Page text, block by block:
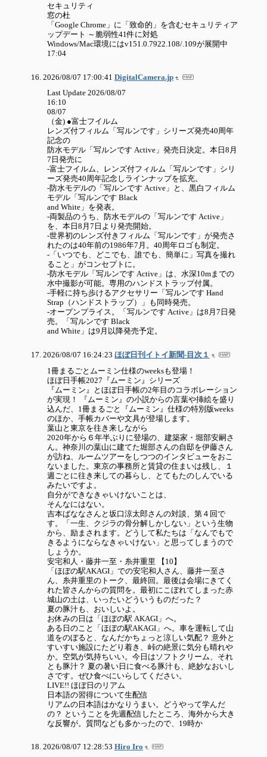
セキュリティ
窓の杜
「Google Chrome」に「致命的」を含むセキュリティア
ップデート ～脆弱性41件に対処
Windows/Mac環境にはv151.0.7922.108/.109が展開中
17:04
2026/08/07 17:00:41 DigitalCamera.jp
Last Update 2026/08/07
16:10
08/07
（金) ●富士フイルム
レンズ付フィルム「写ルンです」シリーズ発売40周年
記念の
防水モデル「写ルンです Active」発売日決定。本日8月
7日発売に
-富士フイルム、レンズ付フィルム「写ルンです」シリ
ーズ発売40周年記念しラインナップを拡充。
-防水モデルの「写ルンです Active」と、黒白フィルム
モデル「写ルンです Black
and White」を発表。
-両製品のうち、防水モデルの「写ルンです Active」
を、本日8月7日より発売開始。
-世界初のレンズ付きフィルム「写ルンです」が発売さ
れたのは40年前の1986年7月。40周年ロゴも制定。
-「いつでも、どこでも、誰でも、簡単に」写真を撮れ
ること」がコンセプトに。
-防水モデル「写ルンです Active」は、水深10mまでの
水中撮影が可能。専用のハンドストラップ付属。
-手軽に持ち歩けるアクセサリー「写ルンです Hand
Strap（ハンドストラップ）」も同時発売。
-オープンプライス。「写ルンです Active」は8月7日発
売。「写ルンです Black
and White」は9月以降発売予定。
2026/08/07 16:24:23 ほぼ日刊イトイ新聞-目次１
1冊まるごとムーミン仕様のweeksも登場！
ほぼ日手帳2027『ムーミン』シリーズ
『ムーミン』とほぼ日手帳の2年目のコラボレーション
が実現！ 『ムーミン』の小説からの言葉や挿絵を盛り
込んだ、1冊まるごと『ムーミン』仕様の特別版weeks
のほか、手帳カバーや文具が登場します。
葉山と東京を往き来しながら
2020年から６年半ぶりに登場の、建築家・堀部安嗣さ
ん。神奈川の葉山に建てた堀部さんの自邸を伊藤さん
が訪ね、ルームツアーをしつつのインタビューをおこ
ないました。東京の事務所と賃貸の住まいは残し、１
週ごとに往き来しての暮らし、とてもたのしんでいる
みたいですよ。
自分ができなきゃいけないことは、
そんなにはない。
吉本ばななさんと坂口涼太郎さんの対談、第４回で
す。「一生、クジラの骨分解しかしない」という生物
から、励まされます。どうして私たちは「なんでもで
きるようにならなきゃいけない」と思ってしまうので
しょうか。
安宅和人・藤井一至・糸井重里 【10】
「ほぼの駅AKAGI」での安宅和人さん、藤井一至さ
ん、糸井重里のトーク、最終回。最後は会場にきてく
れた皆さんからの質問を。最初にこぼれてしまった赤
城山の土は、いったいどういうものだった？
夏の豚汁も、おいしいよ。
お休みの日は「ほぼの駅 AKAGI」へ。
ある日のこと「ほぼの駅AKAGI」へ。車を運転して山
道をのぼると、なんだかちょっと涼しい気配？ 意外と
すいすい施設にたどり着き、峠の絶景に気分も晴れや
か。空気が気持ちいい。今日はソフトクリーム、それ
とも豚汁？ 夏の暑い日に食べる豚汁も、絶妙なおいし
さです。ぜひ食べにいらしてください。
LIVE!! ほぼ日のリアム
日本語の習得について生配信
リアムの日本語はかなりうまい。どうやって学んだ
の？ ということを先週配信したところ、海外から大き
な反響が。質問なども多かったので、19時か
2026/08/07 12:28:53 Hiro Iro